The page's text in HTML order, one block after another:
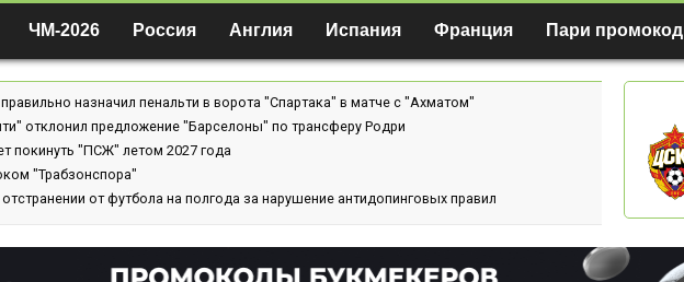
ЧМ-2026 Россия Англия Испания Франция Пари промокод
назначил пенальти в ворота "Спартака" в матче с "Ахматом"
отклонил предложение "Барселоны" по трансферу Родри
покинуть "ПСЖ" летом 2027 года
"Трабзонспора"
от футбола на полгода за нарушение антидопинговых правил